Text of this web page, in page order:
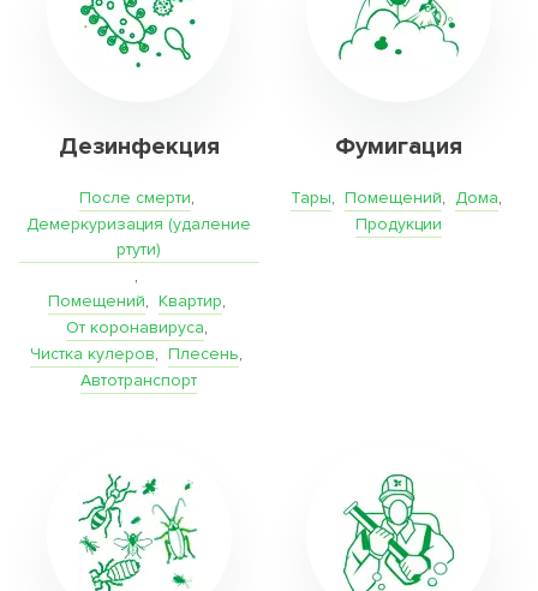
Дезинфекция
После смерти,
Демеркуризация (удаление
ртути)
,
Помещений, Квартир,
От коронавируса,
Чистка кулеров, Плесень,
Автотранспорт
Фумигация
Тары, Помещений, Дома,
Продукции